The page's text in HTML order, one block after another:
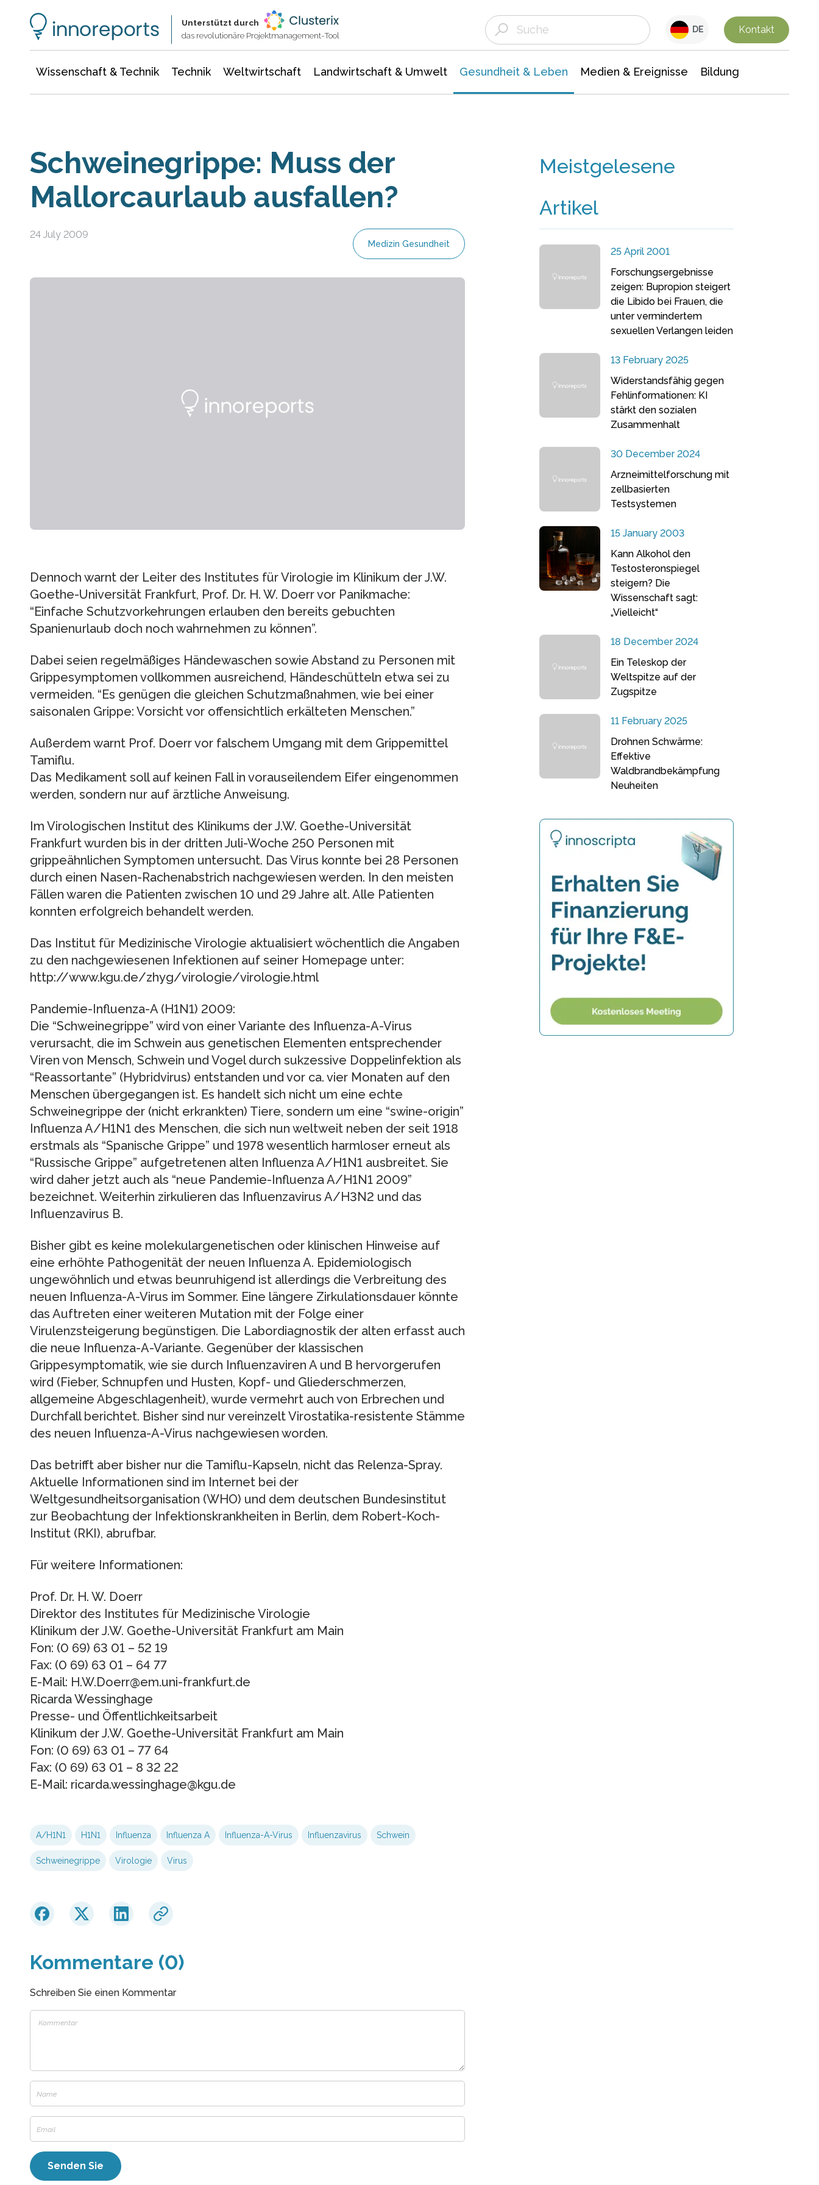
Unterstützt durch
das revolutionäre Projektmanagement-Tool
DE Kontakt
Wissenschaft & Technik Technik Weltwirtschaft Landwirtschaft & Umwelt Gesundheit & Leben Medien & Ereignisse Bildung
Schweinegrippe: Muss der
Mallorcaurlaub ausfallen?
24 July 2009
Medizin Gesundheit
Dennoch warnt der Leiter des Institutes für Virologie im Klinikum der J.W.
Goethe-Universität Frankfurt, Prof. Dr. H. W. Doerr vor Panikmache:
“Einfache Schutzvorkehrungen erlauben den bereits gebuchten
Spanienurlaub doch noch wahrnehmen zu können”.
Dabei seien regelmäßiges Händewaschen sowie Abstand zu Personen mit
Grippesymptomen vollkommen ausreichend, Händeschütteln etwa sei zu
vermeiden. “Es genügen die gleichen Schutzmaßnahmen, wie bei einer
saisonalen Grippe: Vorsicht vor offensichtlich erkälteten Menschen.”
Außerdem warnt Prof. Doerr vor falschem Umgang mit dem Grippemittel
Tamiflu.
Das Medikament soll auf keinen Fall in vorauseilendem Eifer eingenommen
werden, sondern nur auf ärztliche Anweisung.
Im Virologischen Institut des Klinikums der J.W. Goethe-Universität
Frankfurt wurden bis in der dritten Juli-Woche 250 Personen mit
grippeähnlichen Symptomen untersucht. Das Virus konnte bei 28 Personen
durch einen Nasen-Rachenabstrich nachgewiesen werden. In den meisten
Fällen waren die Patienten zwischen 10 und 29 Jahre alt. Alle Patienten
konnten erfolgreich behandelt werden.
Das Institut für Medizinische Virologie aktualisiert wöchentlich die Angaben
zu den nachgewiesenen Infektionen auf seiner Homepage unter:
http://www.kgu.de/zhyg/virologie/virologie.html
Pandemie-Influenza-A (H1N1) 2009:
Die “Schweinegrippe” wird von einer Variante des Influenza-A-Virus
verursacht, die im Schwein aus genetischen Elementen entsprechender
Viren von Mensch, Schwein und Vogel durch sukzessive Doppelinfektion als
“Reassortante” (Hybridvirus) entstanden und vor ca. vier Monaten auf den
Menschen übergegangen ist. Es handelt sich nicht um eine echte
Schweinegrippe der (nicht erkrankten) Tiere, sondern um eine “swine-origin”
Influenza A/H1N1 des Menschen, die sich nun weltweit neben der seit 1918
erstmals als “Spanische Grippe” und 1978 wesentlich harmloser erneut als
“Russische Grippe” aufgetretenen alten Influenza A/H1N1 ausbreitet. Sie
wird daher jetzt auch als “neue Pandemie-Influenza A/H1N1 2009”
bezeichnet. Weiterhin zirkulieren das Influenzavirus A/H3N2 und das
Influenzavirus B.
Bisher gibt es keine molekulargenetischen oder klinischen Hinweise auf
eine erhöhte Pathogenität der neuen Influenza A. Epidemiologisch
ungewöhnlich und etwas beunruhigend ist allerdings die Verbreitung des
neuen Influenza-A-Virus im Sommer. Eine längere Zirkulationsdauer könnte
das Auftreten einer weiteren Mutation mit der Folge einer
Virulenzsteigerung begünstigen. Die Labordiagnostik der alten erfasst auch
die neue Influenza-A-Variante. Gegenüber der klassischen
Grippesymptomatik, wie sie durch Influenzaviren A und B hervorgerufen
wird (Fieber, Schnupfen und Husten, Kopf- und Gliederschmerzen,
allgemeine Abgeschlagenheit), wurde vermehrt auch von Erbrechen und
Durchfall berichtet. Bisher sind nur vereinzelt Virostatika-resistente Stämme
des neuen Influenza-A-Virus nachgewiesen worden.
Das betrifft aber bisher nur die Tamiflu-Kapseln, nicht das Relenza-Spray.
Aktuelle Informationen sind im Internet bei der
Weltgesundheitsorganisation (WHO) und dem deutschen Bundesinstitut
zur Beobachtung der Infektionskrankheiten in Berlin, dem Robert-Koch-
Institut (RKI), abrufbar.
Für weitere Informationen:
Prof. Dr. H. W. Doerr
Direktor des Institutes für Medizinische Virologie
Klinikum der J.W. Goethe-Universität Frankfurt am Main
Fon: (0 69) 63 01 – 52 19
Fax: (0 69) 63 01 – 64 77
E-Mail: H.W.Doerr@em.uni-frankfurt.de
Ricarda Wessinghage
Presse- und Öffentlichkeitsarbeit
Klinikum der J.W. Goethe-Universität Frankfurt am Main
Fon: (0 69) 63 01 – 77 64
Fax: (0 69) 63 01 – 8 32 22
E-Mail: ricarda.wessinghage@kgu.de
A/H1N1 H1N1 Influenza Influenza A Influenza-A-Virus Influenzavirus Schwein
Schweinegrippe Virologie Virus
Kommentare (0)
Schreiben Sie einen Kommentar
Meistgelesene
Artikel
25 April 2001
Forschungsergebnisse
zeigen: Bupropion steigert
die Libido bei Frauen, die
unter vermindertem
sexuellen Verlangen leiden
13 February 2025
Widerstandsfähig gegen
Fehlinformationen: KI
stärkt den sozialen
Zusammenhalt
30 December 2024
Arzneimittelforschung mit
zellbasierten
Testsystemen
15 January 2003
Kann Alkohol den
Testosteronspiegel
steigern? Die
Wissenschaft sagt:
„Vielleicht“
18 December 2024
Ein Teleskop der
Weltspitze auf der
Zugspitze
11 February 2025
Drohnen Schwärme:
Effektive
Waldbrandbekämpfung
Neuheiten